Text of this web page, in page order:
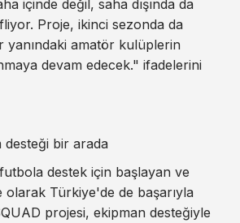
içinde değil, saha dışında da
Proje, ikinci sezonda da
amatör kulüplerin
devam edecek." ifadelerini
desteği bir arada
destek için başlayan ve
olarak Türkiye'de de başarıyla
projesi, ekipman desteğiyle